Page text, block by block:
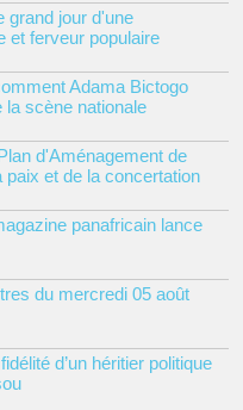
grand jour d'une
et ferveur populaire
Adama Bictogo
la scène nationale
d'Aménagement de
et de la concertation
panafricain lance
du mercredi 05 août
d’un héritier politique